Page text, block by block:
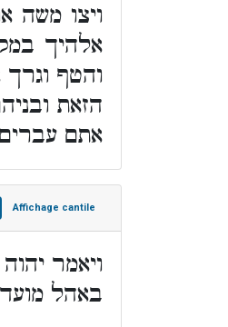
ויצו משה
אלהיך
והטף
הזאת
אתם
Affichage cantile
ויאמר
באהל